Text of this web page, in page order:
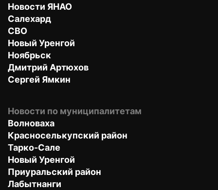
Новости ЯНАО
Салехард
СВО
Новый Уренгой
Ноябрьск
Дмитрий Артюхов
Сергей Ямкин
Новости по муниципалитетам
Волноваха
Красноселькупский район
Тарко-Сале
Новый Уренгой
Приуральский район
Лабытнанги